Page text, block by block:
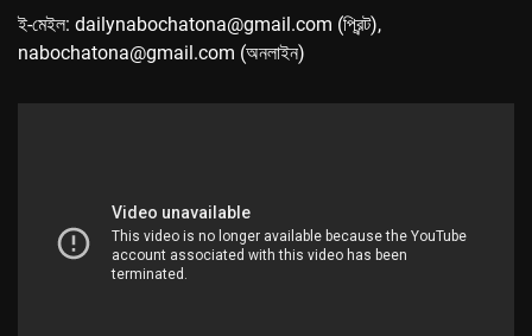
ই-মেইল: dailynabochatona@gmail.com (প্রিন্ট),
nabochatona@gmail.com (অনলাইন)